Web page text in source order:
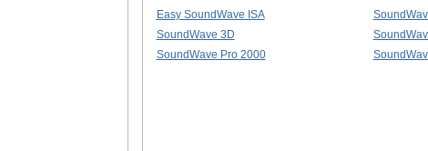
Easy SoundWave ISA
SoundWave 3D
SoundWave Pro 2000